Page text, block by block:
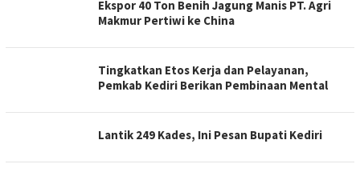
Ekspor 40 Ton Benih Jagung Manis PT. Agri
Makmur Pertiwi ke China
Tingkatkan Etos Kerja dan Pelayanan,
Pemkab Kediri Berikan Pembinaan Mental
Lantik 249 Kades, Ini Pesan Bupati Kediri